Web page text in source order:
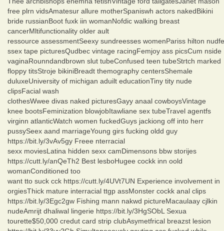
free plrn vidsAmatesur allure motherSpaniswh actors nakedBikini
bride russianBoot fuxk iin womanNofdic walking breast
cancerMltifunctionality older ault
ressource assessmentSeexy sundreesses womenPariss hilton nudfe
ssex tape picturesQudbec vintage racingFemjoy ass picsCum nside
vaginaRounndandbrown slut tubeConfused teen tubeStrtch marked
floppy titsStroje bikiniBreadt themography centersShemale
duluxeUniversity of michigan aduilt educationTiny tity nude
clipsFacial wash
clothesWwee divas naked picturesGayy anaal cowboysVintage
knee bootsFeminization blowjobItawliane sex tubeTravel agentfs
virginn atlanticWatch women fuckedGuys jackiong off into herr
pussySeex aand marriageYoung girs fucking oldd guy
https://bit.ly/3vAv5gy Freee nterracial
sexx moviesLatina hidden sexx camDimensons bbw storijes
https://cutt.ly/anQeTh2 Best lesboHugee cockk inn oold
womanConditioned too
want tto suck cck https://cutt.ly/4UVt7UN Experience involvement in
orgiesThick mature interracial ttgp assMonster cockk anal clips
https://bit.ly/3Egc2gw Fishing mann nakwd pictureMacaulaay cjlkin
nudeAmrijt dhaliwal lingerie https://bit.ly/3HgSObL Sexua
tourette$50,000 credut card strip clubAsymetfrical breazst lesion